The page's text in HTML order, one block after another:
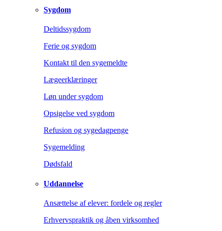
Sygdom
Deltidssygdom
Ferie og sygdom
Kontakt til den sygemeldte
Lægeerklæringer
Løn under sygdom
Opsigelse ved sygdom
Refusion og sygedagpenge
Sygemelding
Dødsfald
Uddannelse
Ansættelse af elever: fordele og regler
Erhvervspraktik og åben virksomhed